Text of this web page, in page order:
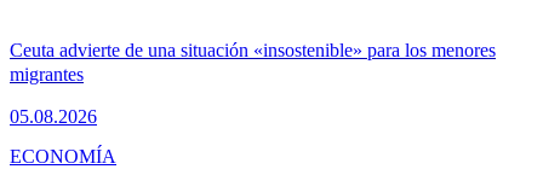
Ceuta advierte de una situación «insostenible» para los menores
migrantes
05.08.2026
ECONOMÍA